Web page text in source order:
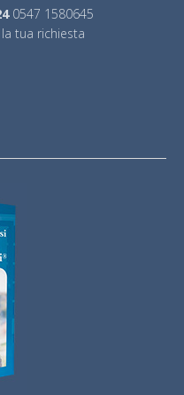
0547 1580645
tua richiesta